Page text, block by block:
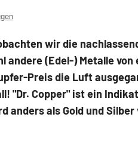
wir die
andere (Edel-) Metalle von
Preis die Luft
"Dr. Copper" ist ein
anders als Gold und Silber